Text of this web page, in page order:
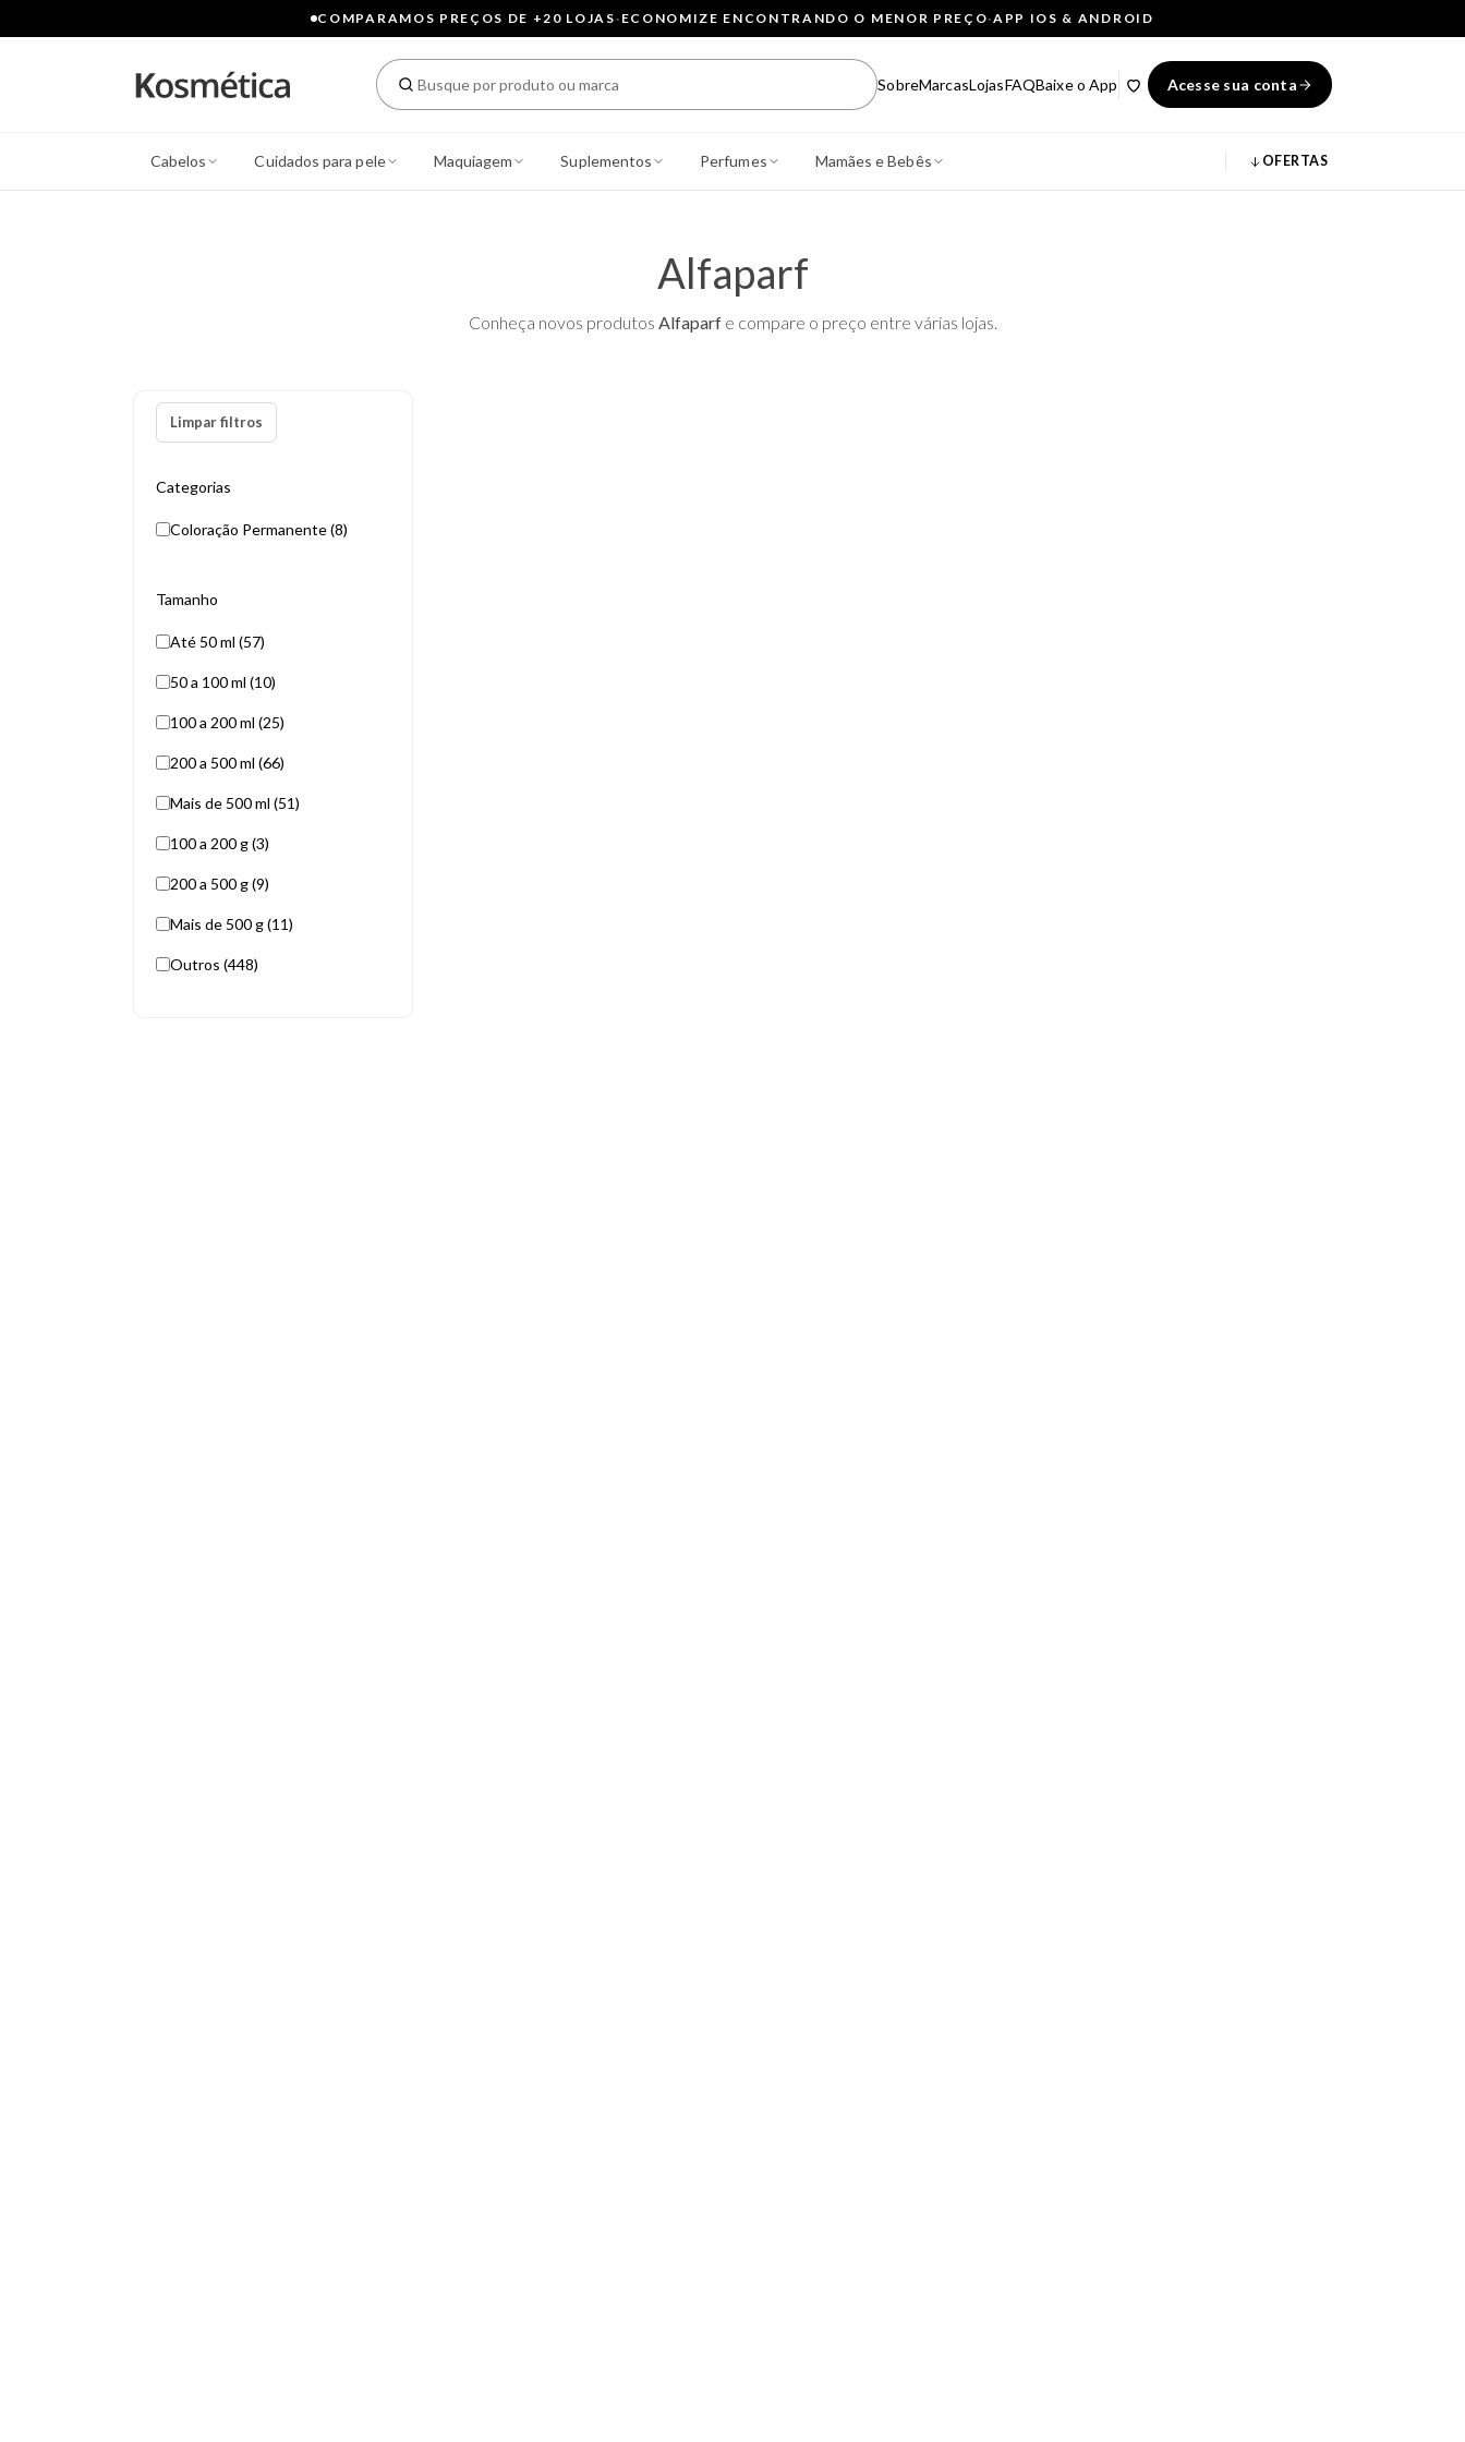
COMPARAMOS PREÇOS DE +20 LOJAS· ECONOMIZE ENCONTRANDO O MENOR PREÇO·APP IOS & ANDROID
SobreMarcasLojasFAQBaixe o App Acesse sua conta
Cabelos Cuidados para pele Maquiagem Suplementos Perfumes Mamães e Bebês OFERTAS
Alfaparf
Conheça novos produtos Alfaparfe compare o preço entre várias lojas.
Limpar filtros
Categorias
Coloração Permanente (8)
Tamanho
Até 50 ml (57)
50 a 100 ml (10)
100 a 200 ml (25)
200 a 500 ml (66)
Mais de 500 ml (51)
100 a 200 g (3)
200 a 500 g (9)
Mais de 500 g (11)
Outros (448)